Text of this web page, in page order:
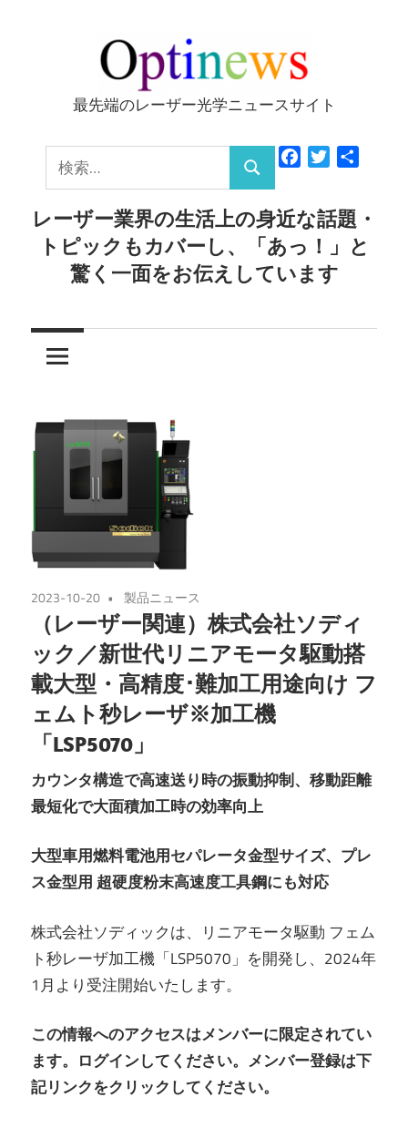
ッ
Optinews
最先端のレーザー光学ニュースサイト
索:
検
索
FacebookTwitter
レーザー業界の生活上の身近な話題・
トピックもカバーし、「あっ！」と
驚く一面をお伝えしています
2023-10-20 製品ニュース
（レーザー関連）株式会社ソディ
ック／新世代リニアモータ駆動搭
載大型・高精度･難加工用途向け フ
ェムト秒レーザ※加工機
「LSP5070」
カウンタ構造で高速送り時の振動抑制、移動距離
最短化で大面積加工時の効率向上
大型車用燃料電池用セパレータ金型サイズ、プレ
ス金型用 超硬度粉末高速度工具鋼にも対応
株式会社ソディックは、リニアモータ駆動 フェム
ト秒レーザ加工機「LSP5070」を開発し、2024年
1月より受注開始いたします。
この情報へのアクセスはメンバーに限定されてい
ます。ログインしてください。メンバー登録は下
記リンクをクリックしてください。